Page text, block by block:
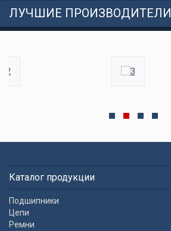
ЛУЧШИЕ ПРОИЗВОДИТЕЛИ
Каталог продукции
Подшипники
Цепи
Ремни